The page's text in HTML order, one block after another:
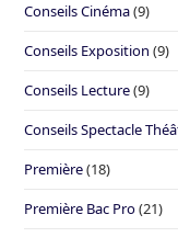
Conseils Cinéma(9)
Conseils Exposition (9)
Conseils Lecture(9)
Conseils Spectacle
Première(18)
Première Bac Pro(21)